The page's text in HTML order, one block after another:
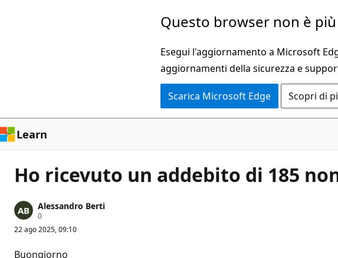
Questo browser non è
Esegui l'aggiornamento a Microsoft
aggiornamenti della sicurezza e
Scarica Microsoft Edge Scopri di
Learn
Ho ricevuto un addebito di 185
Alessandro Berti
0P
n
i
22 ago 2025, 09:10
Buongiorno